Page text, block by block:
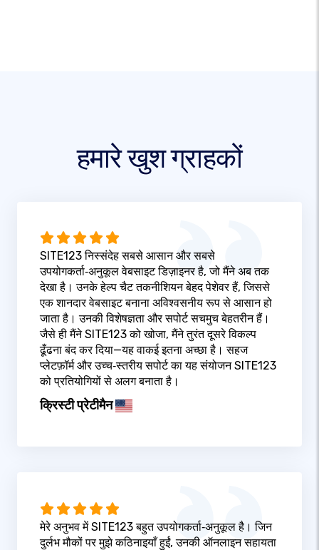
हमारे खुश ग्राहकों
SITE123 निस्संदेह सबसे आसान और सबसे
उपयोगकर्ता‑अनुकूल वेबसाइट डिज़ाइनर है, जो मैंने अब तक
देखा है। उनके हेल्प चैट तकनीशियन बेहद पेशेवर हैं, जिससे
एक शानदार वेबसाइट बनाना अविश्वसनीय रूप से आसान हो
जाता है। उनकी विशेषज्ञता और सपोर्ट सचमुच बेहतरीन हैं।
जैसे ही मैंने SITE123 को खोजा, मैंने तुरंत दूसरे विकल्प
ढूँढना बंद कर दिया—यह वाकई इतना अच्छा है। सहज
प्लेटफ़ॉर्म और उच्च‑स्तरीय सपोर्ट का यह संयोजन SITE123
को प्रतियोगियों से अलग बनाता है।
क्रिस्टी प्रेटीमैन
मेरे अनुभव में SITE123 बहुत उपयोगकर्ता‑अनुकूल है। जिन
दुर्लभ मौकों पर मुझे कठिनाइयाँ हुईं, उनकी ऑनलाइन सहायता